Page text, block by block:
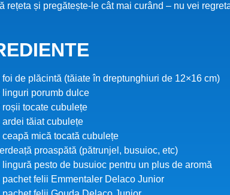
rețeta și pregătește-le cât mai curând – nu vei
foi de plăcintă (tăiate în dreptunghiuri de 12×16 cm)
linguri porumb dulce
roșii tocate cubulețe
ardei tăiat cubulețe
ceapă mică tocată cubulețe
proaspătă (pătrunjel, busuioc, etc)
lingură pesto de busuioc pentru un plus de aromă
pachet felii Emmentaler Delaco Junior